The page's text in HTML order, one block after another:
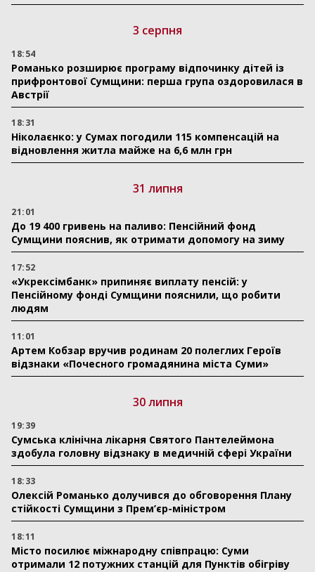
3 серпня
18:54
Романько розширює програму відпочинку дітей із
прифронтової Сумщини: перша група оздоровилася в
Австрії
18:31
Ніколаєнко: у Сумах погодили 115 компенсацій на
відновлення житла майже на 6,6 млн грн
31 липня
21:01
До 19 400 гривень на паливо: Пенсійний фонд
Сумщини пояснив, як отримати допомогу на зиму
17:52
«Укрексімбанк» припиняє виплату пенсій: у
Пенсійному фонді Сумщини пояснили, що робити
людям
11:01
Артем Кобзар вручив родинам 20 полеглих Героїв
відзнаки «Почесного громадянина міста Суми»
30 липня
19:39
Сумська клінічна лікарня Святого Пантелеймона
здобула головну відзнаку в медичній сфері України
18:33
Олексій Романько долучився до обговорення Плану
стійкості Сумщини з Прем’єр-міністром
18:11
Місто посилює міжнародну співпрацю: Суми
отримали 12 потужних станцій для Пунктів обігріву